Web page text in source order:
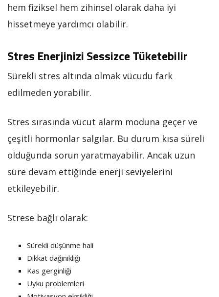
hem fiziksel hem zihinsel olarak daha iyi
hissetmeye yardımcı olabilir.
Stres Enerjinizi Sessizce Tüketebilir
Sürekli stres altında olmak vücudu fark
edilmeden yorabilir.
Stres sırasında vücut alarm moduna geçer ve
çeşitli hormonlar salgılar. Bu durum kısa süreli
olduğunda sorun yaratmayabilir. Ancak uzun
süre devam ettiğinde enerji seviyelerini
etkileyebilir.
Strese bağlı olarak:
Sürekli düşünme hali
Dikkat dağınıklığı
Kas gerginliği
Uyku problemleri